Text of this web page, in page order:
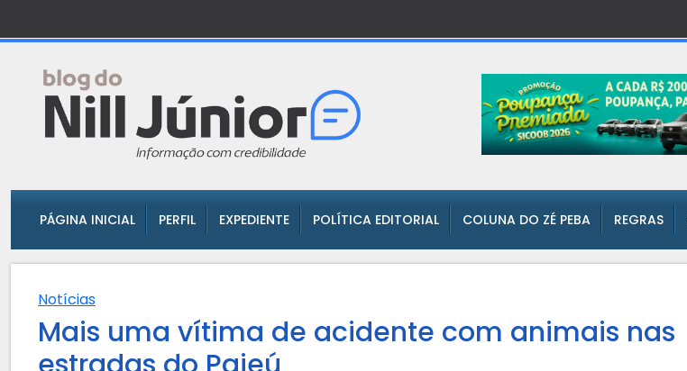
PÁGINA INICIAL PERFIL EXPEDIENTE POLÍTICA EDITORIAL COLUNA DO ZÉ PEBA REGRAS
Notícias
Mais uma vítima de acidente com animais nas